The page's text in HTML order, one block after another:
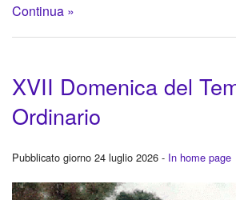
Continua »
XVII Domenica del
Ordinario
Pubblicato giorno 24 luglio 2026 - In home page